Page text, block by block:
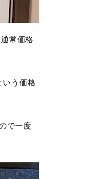
常価格
いう価格
で一度